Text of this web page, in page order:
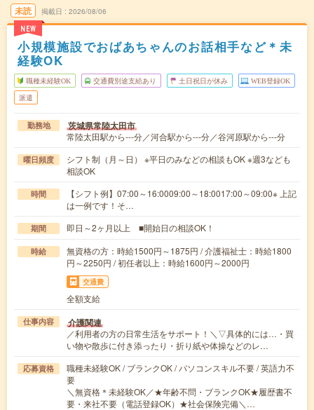
未読
NEW
掲載日 2026/08/06
小規模施設でおばあちゃんのお話相手など＊未
経験OK
職種未経験OK 交通費別途支給あり 土日祝日が休み WEB登録OK
派遣
勤務地 茨城県常陸太田市
常陸太田駅から---分／河合駅から---分／谷河原駅から---分
曜日頻度
シフト制（月～日） ※平日のみなどの相談もOK ※週3なども
相談OK
時間
【シフト例】07:00～16:0009:00～18:0017:00～09:00※ 上記
は一例です！そ…
期間 即日～2ヶ月以上 ■開始日の相談OK！
時給
無資格の方：時給1500円～1875円 / 介護福祉士：時給1800
円～2250円 / 初任者以上：時給1600円～2000円
交通費
全額支給
仕事内容 介護関連
／利用者の方の日常生活をサポート！＼▽具体的には…・買
い物や散歩に付き添ったり・折り紙や体操などのレ…
応募資格
職種未経験OK / ブランクOK / パソコンスキル不要 / 英語力不
要
＼無資格＊未経験OK／★年齢不問・ブランクOK★履歴書不
要・来社不要（電話登録OK）★社会保険完備＼…